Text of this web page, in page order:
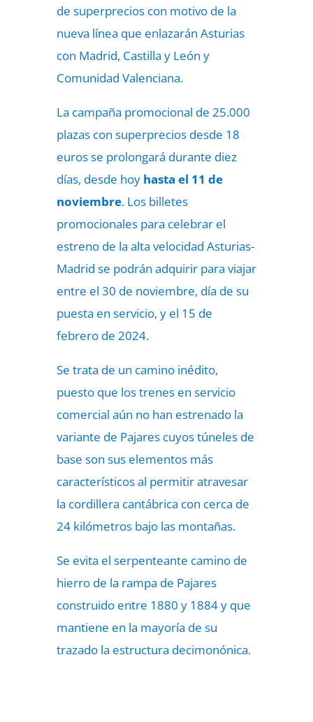
de superprecios con motivo de la
nueva línea que enlazarán Asturias
con Madrid, Castilla y León y
Comunidad Valenciana.
La campaña promocional de 25.000
plazas con superprecios desde 18
euros se prolongará durante diez
días, desde hoy hasta el 11 de
noviembre. Los billetes
promocionales para celebrar el
estreno de la alta velocidad Asturias-
Madrid se podrán adquirir para viajar
entre el 30 de noviembre, día de su
puesta en servicio, y el 15 de
febrero de 2024.
Se trata de un camino inédito,
puesto que los trenes en servicio
comercial aún no han estrenado la
variante de Pajares cuyos túneles de
base son sus elementos más
característicos al permitir atravesar
la cordillera cantábrica con cerca de
24 kilómetros bajo las montañas.
Se evita el serpenteante camino de
hierro de la rampa de Pajares
construido entre 1880 y 1884 y que
mantiene en la mayoría de su
trazado la estructura decimonónica.